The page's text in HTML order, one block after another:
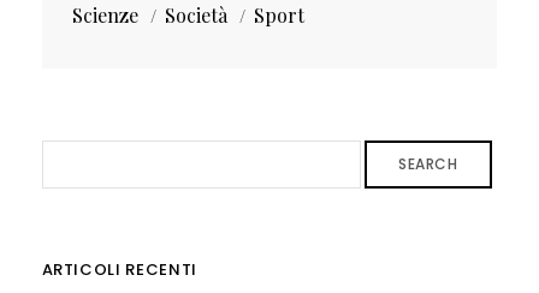
Scienze
Società Sport
SEARCH
ARTICOLI RECENTI